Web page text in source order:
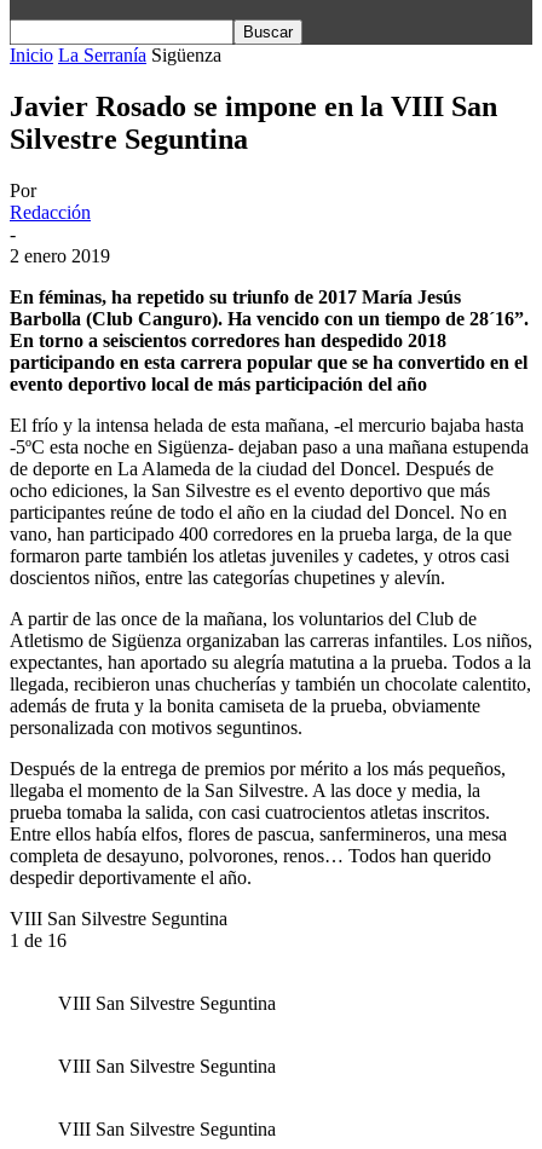
Inicio La Serranía Sigüenza
Javier Rosado se impone en la VIII San
Silvestre Seguntina
Por
Redacción
-
2 enero 2019
En féminas, ha repetido su triunfo de 2017 María Jesús
Barbolla (Club Canguro). Ha vencido con un tiempo de 28´16”.
En torno a seiscientos corredores han despedido 2018
participando en esta carrera popular que se ha convertido en el
evento deportivo local de más participación del año
El frío y la intensa helada de esta mañana, -el mercurio bajaba hasta
-5ºC esta noche en Sigüenza- dejaban paso a una mañana estupenda
de deporte en La Alameda de la ciudad del Doncel. Después de
ocho ediciones, la San Silvestre es el evento deportivo que más
participantes reúne de todo el año en la ciudad del Doncel. No en
vano, han participado 400 corredores en la prueba larga, de la que
formaron parte también los atletas juveniles y cadetes, y otros casi
doscientos niños, entre las categorías chupetines y alevín.
A partir de las once de la mañana, los voluntarios del Club de
Atletismo de Sigüenza organizaban las carreras infantiles. Los niños,
expectantes, han aportado su alegría matutina a la prueba. Todos a la
llegada, recibieron unas chucherías y también un chocolate calentito,
además de fruta y la bonita camiseta de la prueba, obviamente
personalizada con motivos seguntinos.
Después de la entrega de premios por mérito a los más pequeños,
llegaba el momento de la San Silvestre. A las doce y media, la
prueba tomaba la salida, con casi cuatrocientos atletas inscritos.
Entre ellos había elfos, flores de pascua, sanfermineros, una mesa
completa de desayuno, polvorones, renos… Todos han querido
despedir deportivamente el año.
VIII San Silvestre Seguntina
1 de 16
VIII San Silvestre Seguntina
VIII San Silvestre Seguntina
VIII San Silvestre Seguntina